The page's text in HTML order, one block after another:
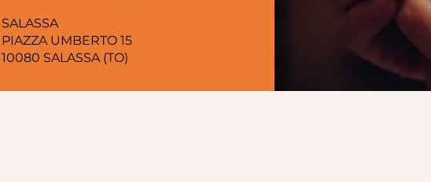
SALASSA
PIAZZA UMBERTO 15
10080 SALASSA (TO)